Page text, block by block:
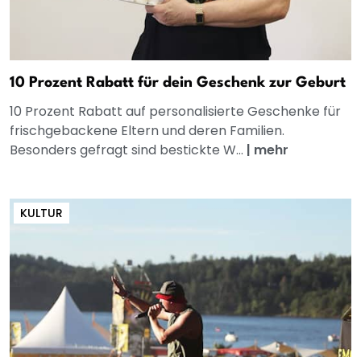
10 Prozent Rabatt für dein Geschenk zur Geburt
10 Prozent Rabatt auf personalisierte Geschenke für
frischgebackene Eltern und deren Familien.
Besonders gefragt sind bestickte W... | mehr
KULTUR